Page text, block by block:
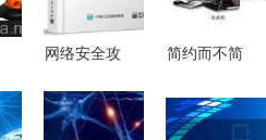
网络安全攻
洞察网络技
简约而不简
WN336无